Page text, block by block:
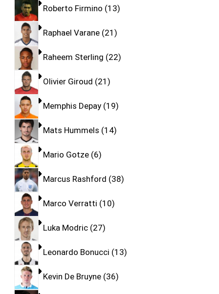
Roberto Firmino 13
Raphael Varane 21
Raheem Sterling 22
Olivier Giroud 21
Memphis Depay 19
Mats Hummels 14
Mario Gotze 6
Marcus Rashford 38
Marco Verratti 10
Luka Modric 27
Leonardo Bonucci 13
Kevin De Bruyne 36